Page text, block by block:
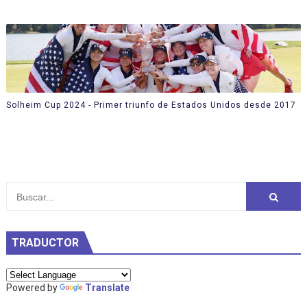
Solheim Cup 2024 - Primer triunfo de Estados Unidos desde 2017
TRADUCTOR
Powered by Translate